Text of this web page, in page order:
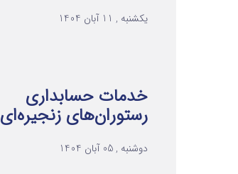
یکشنبه , 11 آبان 1404
خدمات حسابداری
رستوران‌های زنجیره‌ای
دوشنبه , 05 آبان 1404